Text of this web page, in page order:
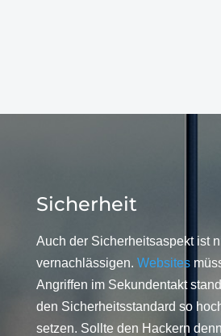
Sicherheit
Auch der Sicherheitsaspekt ist
vernachlässigen. Websites
Angriffen im Sekundentakt
den Sicherheitsstandard so
setzen. Sollte den Hackern